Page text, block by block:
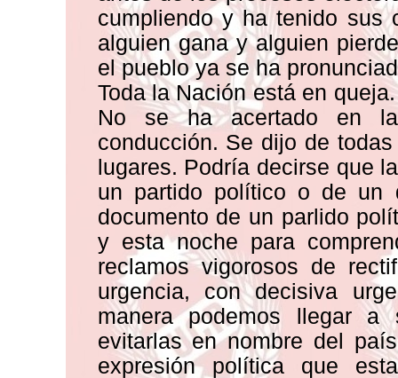
cumpliendo y ha tenido sus
alguien gana y alguien
el pueblo ya se ha
Toda la Nación está en
No se ha acertado en la
conducción. Se dijo de
lugares. Podría decirse que
un partido político o de un
documento de un parlido
y esta noche para
reclamos vigorosos de
urgencia, con decisiva
manera podemos llegar a
evitarlas en nombre del
expresión política que